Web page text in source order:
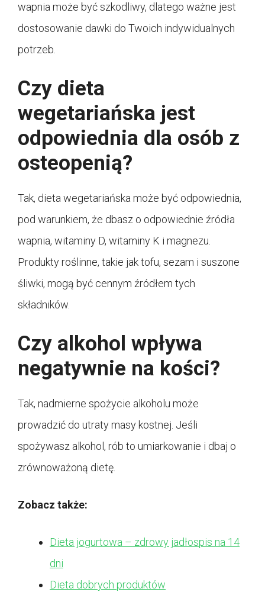
wapnia może być szkodliwy, dlatego ważne jest
dostosowanie dawki do Twoich indywidualnych
potrzeb.
Czy dieta
wegetariańska jest
odpowiednia dla osób z
osteopenią?
Tak, dieta wegetariańska może być odpowiednia,
pod warunkiem, że dbasz o odpowiednie źródła
wapnia, witaminy D, witaminy K i magnezu.
Produkty roślinne, takie jak tofu, sezam i suszone
śliwki, mogą być cennym źródłem tych
składników.
Czy alkohol wpływa
negatywnie na kości?
Tak, nadmierne spożycie alkoholu może
prowadzić do utraty masy kostnej. Jeśli
spożywasz alkohol, rób to umiarkowanie i dbaj o
zrównoważoną dietę.
Zobacz także:
Dieta jogurtowa – zdrowy jadłospis na 14
dni
Dieta dobrych produktów